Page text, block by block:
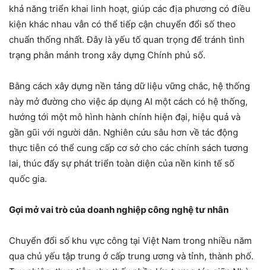
khả năng triển khai linh hoạt, giúp các địa phương có điều
kiện khác nhau vẫn có thể tiếp cận chuyển đổi số theo
chuẩn thống nhất. Đây là yếu tố quan trọng để tránh tình
trạng phân mảnh trong xây dựng Chính phủ số.
Bằng cách xây dựng nền tảng dữ liệu vững chắc, hệ thống
này mở đường cho việc áp dụng AI một cách có hệ thống,
hướng tới một mô hình hành chính hiện đại, hiệu quả và
gần gũi với người dân. Nghiên cứu sâu hơn về tác động
thực tiễn có thể cung cấp cơ sở cho các chính sách tương
lai, thúc đẩy sự phát triển toàn diện của nền kinh tế số
quốc gia.
Gợi mở vai trò của doanh nghiệp công nghệ tư nhân
Chuyển đổi số khu vực công tại Việt Nam trong nhiều năm
qua chủ yếu tập trung ở cấp trung ương và tỉnh, thành phố.